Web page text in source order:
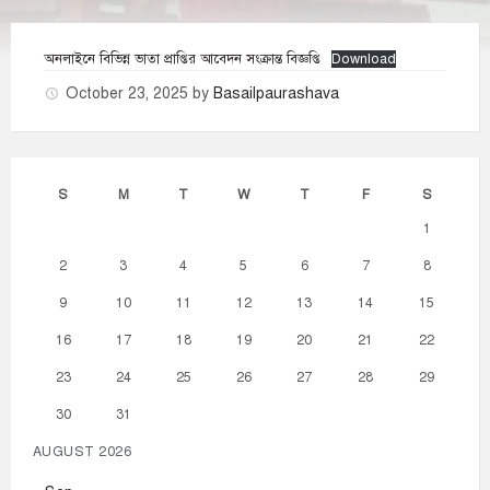
অনলাইনে বিভিন্ন ভাতা প্রাপ্তির আবেদন সংক্রান্ত বিজ্ঞপ্তি Download
October 23, 2025 by Basailpaurashava
AUGUST 2026
S M T W T F S
1
2 3 4 5 6 7 8
9 10 11 12 13 14 15
16 17 18 19 20 21 22
23 24 25 26 27 28 29
30 31